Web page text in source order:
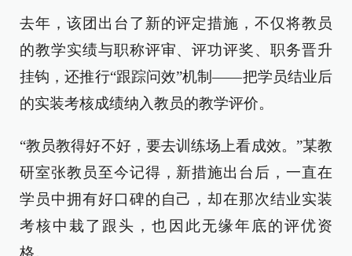
去年，该团出台了新的评定措施，不仅将教员
的教学实绩与职称评审、评功评奖、职务晋升
挂钩，还推行“跟踪问效”机制——把学员结业后
的实装考核成绩纳入教员的教学评价。
“教员教得好不好，要去训练场上看成效。”某教
研室张教员至今记得，新措施出台后，一直在
学员中拥有好口碑的自己，却在那次结业实装
考核中栽了跟头，也因此无缘年底的评优资
格。